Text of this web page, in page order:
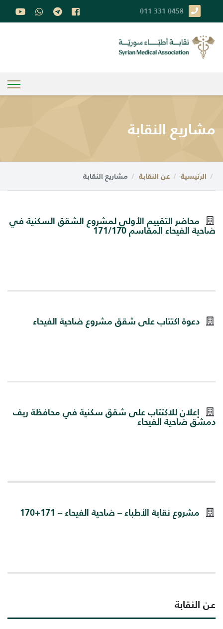
011 331 0458
مشاريع النقابة
الرئيسية عن النقابة مشاريع النقابة
محاضر التقييم الأولي لمشروع الشقق السكنية في
ضاحية الفيحاء المقاسم 171/170
دعوة اكتتاب على شقق مشروع ضاحية الفيحاء
إعلان للاكتتاب على شقق سكنية في محافظة ريف
دمشق ضاحية الفيحاء
مشروع نقابة الأطباء – ضاحية الفيحاء – 171+170
عن النقابة